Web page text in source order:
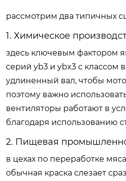
рассмотрим два типичных
1. Химическое
здесь ключевым фактором
серий yb3 и ybx3 с классом
удлиненный вал, чтобы
поэтому важно
вентиляторы работают в
благодаря использованию
2. Пищевая
в цехах по переработке
обычная краска слезает